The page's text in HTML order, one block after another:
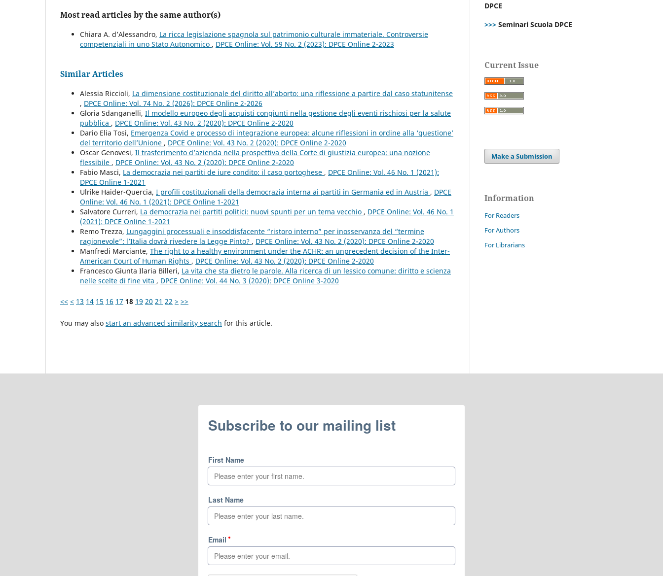
Most read articles by the same author(s)
Chiara A. d’Alessandro, La ricca legislazione spagnola sul patrimonio culturale immateriale. Controversie
competenziali in uno Stato Autonomico , DPCE Online: Vol. 59 No. 2 (2023): DPCE Online 2-2023
Similar Articles
Alessia Riccioli, La dimensione costituzionale del diritto all’aborto: una riflessione a partire dal caso statunitense
, DPCE Online: Vol. 74 No. 2 (2026): DPCE Online 2-2026
Gloria Sdanganelli, Il modello europeo degli acquisti congiunti nella gestione degli eventi rischiosi per la salute
pubblica , DPCE Online: Vol. 43 No. 2 (2020): DPCE Online 2-2020
Dario Elia Tosi, Emergenza Covid e processo di integrazione europea: alcune riflessioni in ordine alla ‘questione’
del territorio dell’Unione , DPCE Online: Vol. 43 No. 2 (2020): DPCE Online 2-2020
Oscar Genovesi, Il trasferimento d’azienda nella prospettiva della Corte di giustizia europea: una nozione
flessibile , DPCE Online: Vol. 43 No. 2 (2020): DPCE Online 2-2020
Fabio Masci, La democrazia nei partiti de iure condito: il caso portoghese , DPCE Online: Vol. 46 No. 1 (2021):
DPCE Online 1-2021
Ulrike Haider-Quercia, I profili costituzionali della democrazia interna ai partiti in Germania ed in Austria , DPCE
Online: Vol. 46 No. 1 (2021): DPCE Online 1-2021
Salvatore Curreri, La democrazia nei partiti politici: nuovi spunti per un tema vecchio , DPCE Online: Vol. 46 No. 1
(2021): DPCE Online 1-2021
Remo Trezza, Lungaggini processuali e insoddisfacente “ristoro interno” per inosservanza del “termine
ragionevole”: l’Italia dovrà rivedere la Legge Pinto? , DPCE Online: Vol. 43 No. 2 (2020): DPCE Online 2-2020
Manfredi Marciante, The right to a healthy environment under the ACHR: an unprecedent decision of the Inter-
American Court of Human Rights , DPCE Online: Vol. 43 No. 2 (2020): DPCE Online 2-2020
Francesco Giunta Ilaria Billeri, La vita che sta dietro le parole. Alla ricerca di un lessico comune: diritto e scienza
nelle scelte di fine vita , DPCE Online: Vol. 44 No. 3 (2020): DPCE Online 3-2020
<< < 13 14 15 16 17 18 19 20 21 22 > >>
You may also start an advanced similarity search for this article.
DPCE
>>> Seminari Scuola DPCE
Current Issue
Make a Submission
Information
For Readers
For Authors
For Librarians